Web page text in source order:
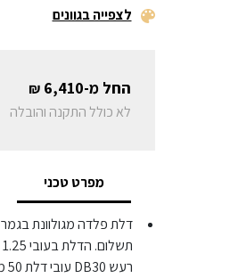
לצפייה בגוונים
החל מ- ₪6,410
לא כולל התקנה והובלה
מפרט טכני